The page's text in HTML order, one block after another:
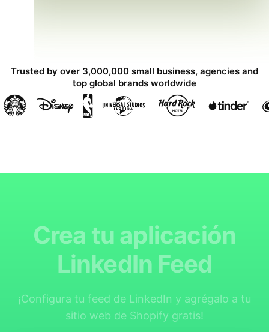
Trusted by over 3,000,000 small business, agencies and
top global brands worldwide
Crea tu aplicación
LinkedIn Feed
¡Configura tu feed de LinkedIn y agrégalo a tu
sitio web de Shopify gratis!